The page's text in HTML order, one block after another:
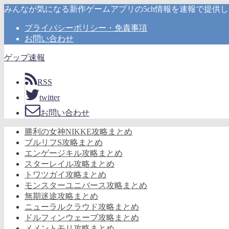
みんなが気になる新作ゲームアプリの5ch情報を速報で提供
プライバシーポリシー・免責事項
お問い合わせ
ゲップ速報
RSS
twitter
お問い合わせ
勝利の女神NIKKE攻略まとめ
ブルリフS攻略まとめ
エンゲージキル攻略まとめ
スターレイル攻略まとめ
トワツガイ攻略まとめ
モンスターユニバース攻略まとめ
無期迷途攻略まとめ
ニューラルクラウド攻略まとめ
ドルフィンウェーブ攻略まとめ